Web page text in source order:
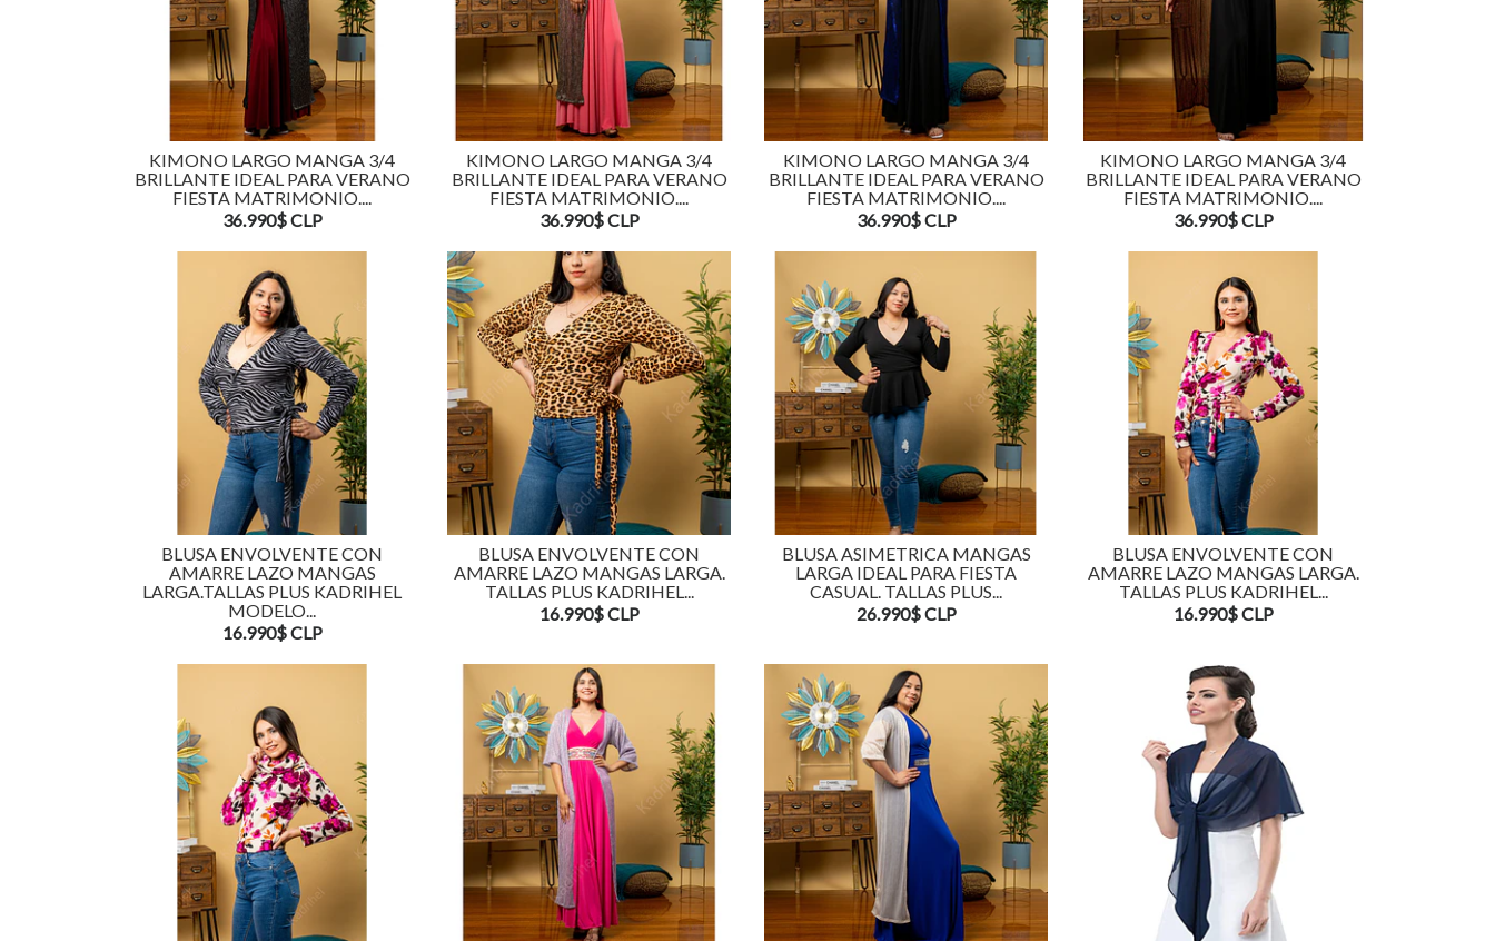
KIMONO LARGO MANGA 3/4
BRILLANTE IDEAL PARA VERANO
FIESTA MATRIMONIO....
36.990$ CLP
KIMONO LARGO MANGA 3/4
BRILLANTE IDEAL PARA VERANO
FIESTA MATRIMONIO....
36.990$ CLP
KIMONO LARGO MANGA 3/4
BRILLANTE IDEAL PARA VERANO
FIESTA MATRIMONIO....
36.990$ CLP
KIMONO LARGO MANGA 3/4
BRILLANTE IDEAL PARA VERANO
FIESTA MATRIMONIO....
36.990$ CLP
BLUSA ENVOLVENTE CON
AMARRE LAZO MANGAS
LARGA.TALLAS PLUS KADRIHEL
MODELO...
16.990$ CLP
BLUSA ENVOLVENTE CON
AMARRE LAZO MANGAS LARGA.
TALLAS PLUS KADRIHEL...
16.990$ CLP
BLUSA ASIMETRICA MANGAS
LARGA IDEAL PARA FIESTA
CASUAL. TALLAS PLUS...
26.990$ CLP
BLUSA ENVOLVENTE CON
AMARRE LAZO MANGAS LARGA.
TALLAS PLUS KADRIHEL...
16.990$ CLP